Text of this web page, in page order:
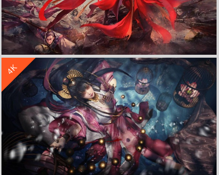
《万古神帝》古风红装 女孩 战斗 战士 剑 4K高清游戏壁纸
4K
立 即 下 载
收 藏
立 即 下 载
收 藏